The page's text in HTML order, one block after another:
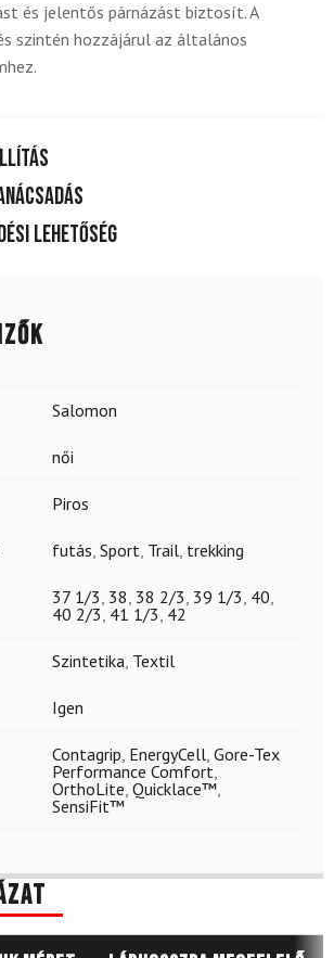
és jelentős párnázást biztosít. A
szintén hozzájárul az általános
lehetőség
Salomon
női
Piros
futás, Sport, Trail, trekking
37 1/3, 38, 38 2/3, 39 1/3, 40,
40 2/3, 41 1/3, 42
Szintetika, Textil
Igen
Contagrip, EnergyCell, Gore-Tex
Performance Comfort,
OrthoLite, Quicklace™,
SensiFit™